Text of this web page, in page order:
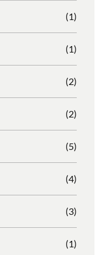
(1)
(1)
(2)
(2)
(5)
(4)
(3)
(1)